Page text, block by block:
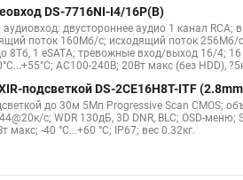
DS-7716NI-I4/16P(B)
двустороннее аудио 1 канал RCA;
поток 160Мб/с; исходящий поток 256Мб/
8Тб, 1 eSATA; тревожные вход/выход 16/4;
AC100-240В; 20Вт макс (без HDD),
подсветкой DS-2CE16H8T-ITF
до 30м 5Мп Progressive Scan CMOS;
с; WDR 130дБ, 3D DNR, BLC; OSD-меню;
-40 °C...+60 °C; IP67; вес 0.32кг.